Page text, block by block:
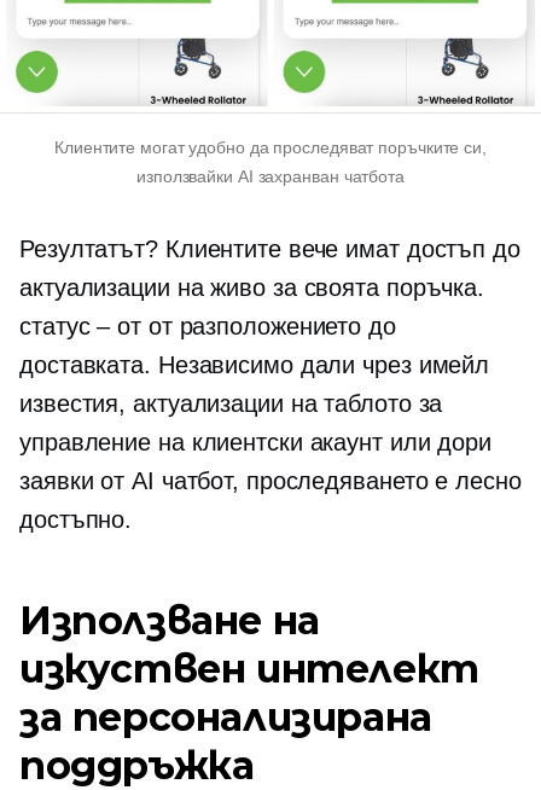
Клиентите могат удобно да проследяват поръчките си,
използвайки AI захранван чатбота
Резултатът? Клиентите вече имат достъп до
актуализации на живо за своята поръчка.
статус – отот разположението до
доставката. Независимо дали чрез имейл
известия, актуализации на таблото за
управление на клиентски акаунт или дори
заявки от AI чатбот, проследяването е лесно
достъпно.
Използване на
изкуствен интелект
за персонализирана
поддръжка